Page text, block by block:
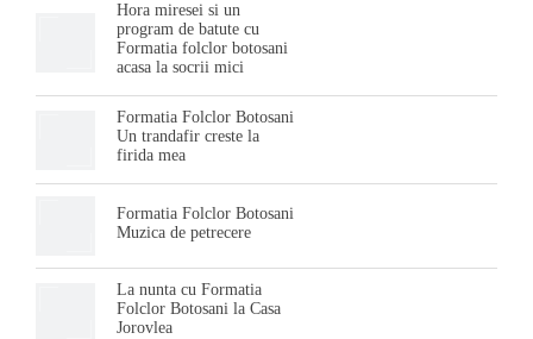
Hora miresei si un
program de batute cu
Formatia folclor botosani
acasa la socrii mici
Formatia Folclor Botosani
Un trandafir creste la
firida mea
Formatia Folclor Botosani
Muzica de petrecere
La nunta cu Formatia
Folclor Botosani la Casa
Jorovlea